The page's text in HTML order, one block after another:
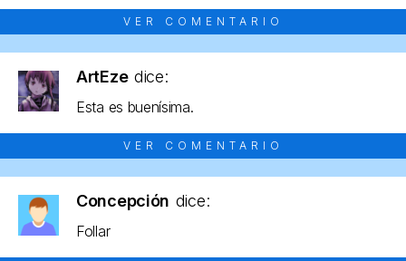
VER COMENTARIO
ArtEze dice:
Esta es buenísima.
VER COMENTARIO
Concepción dice:
Follar